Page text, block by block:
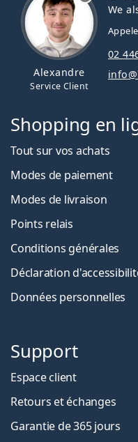
Alexandre
Service Client
We
02
Shopping en
Tout sur vos achats
Modes de paiement
Modes de livraison
Points relais
Conditions générales
Déclaration
Données personnelles
Support
Espace client
Retours et échanges
Garantie de 365 jours